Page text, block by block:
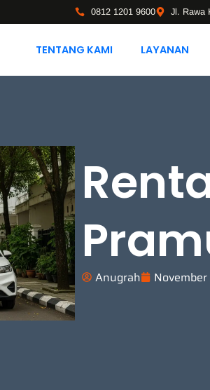
0812 1201 9600 Jl. Rawa
TENTANG KAMI LAYANAN
Anugrah